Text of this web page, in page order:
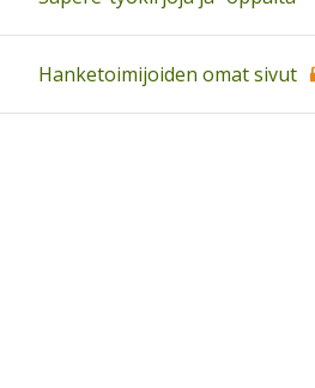
Hanketoimijoiden omat sivut